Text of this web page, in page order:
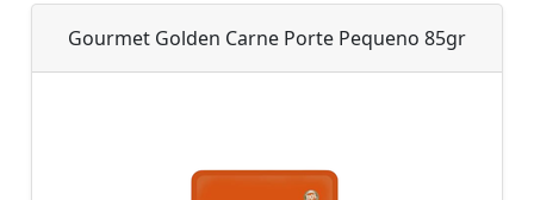
Gourmet Golden Carne Porte Pequeno 85gr